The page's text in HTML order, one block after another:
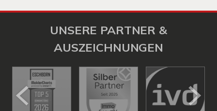
UNSERE PARTNER &
AUSZEICHNUNGEN